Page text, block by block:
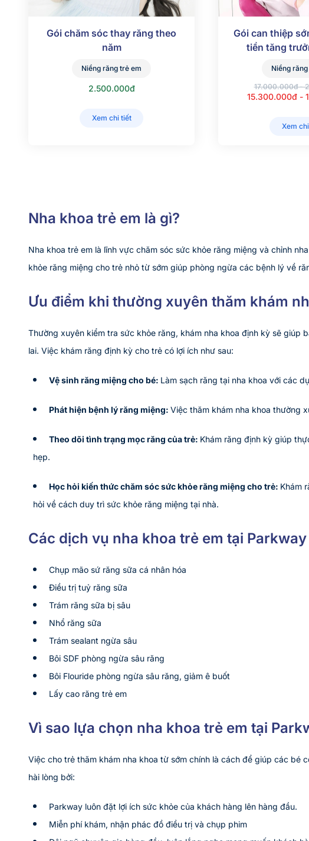
Gói chăm sóc thay răng theo
năm
Niềng răng trẻ em
2.500.000đ
Xem chi tiết
Gói can thiệp
tiền tăng
Niềng
17.000.000đ -
15.300.000đ -
Xem
Nha khoa trẻ em là gì?
Nha khoa trẻ em là lĩnh vực chăm sóc sức khỏe răng miệng và chỉnh
khỏe răng miệng cho trẻ nhỏ từ sớm giúp phòng ngừa các bệnh lý về
Ưu điểm khi thường xuyên thăm khám
Thường xuyên kiểm tra sức khỏe răng, khám nha khoa định kỳ sẽ
lai. Việc khám răng định kỳ cho trẻ có lợi ích như sau:
Vệ sinh răng miệng cho bé: Làm sạch răng tại nha khoa với các
Phát hiện bệnh lý răng miệng: Việc thăm khám nha khoa thường
Theo dõi tình trạng mọc răng của trẻ: Khám răng định kỳ giúp
hẹp.
Học hỏi kiến thức chăm sóc sức khỏe răng miệng cho trẻ: Khám
hỏi về cách duy trì sức khỏe răng miệng tại nhà.
Các dịch vụ nha khoa trẻ em tại Parkway
Chụp mão sứ răng sữa cá nhân hóa
Điều trị tuỷ răng sữa
Trám răng sữa bị sâu
Nhổ răng sữa
Trám sealant ngừa sâu
Bôi SDF phòng ngừa sâu răng
Bôi Flouride phòng ngừa sâu răng, giảm ê buốt
Lấy cao răng trẻ em
Vì sao lựa chọn nha khoa trẻ em tại
Việc cho trẻ thăm khám nha khoa từ sớm chính là cách để giúp các bé
hài lòng bởi:
Parkway luôn đặt lợi ích sức khỏe của khách hàng lên hàng đầu.
Miễn phí khám, nhận phác đồ điều trị và chụp phim